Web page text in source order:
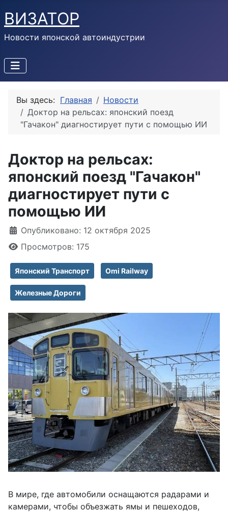
ВИЗАТОР
Новости японской автоиндустрии
Вы здесь: Главная
Новости
Доктор на рельсах: японский поезд
"Гачакон" диагностирует пути с помощью ИИ
Доктор на рельсах:
японский поезд "Гачакон"
диагностирует пути с
помощью ИИ
Информация о материале
Опубликовано: 12 октября 2025
Просмотров: 175
Японский Транспорт Omi Railway
Железные Дороги
В мире, где автомобили оснащаются радарами и
камерами, чтобы объезжать ямы и пешеходов,